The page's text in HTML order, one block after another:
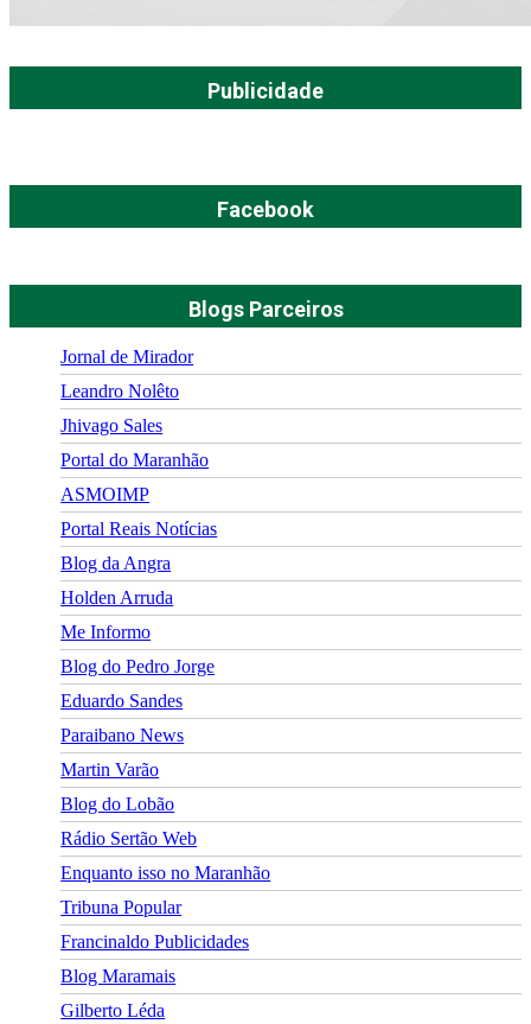
Publicidade
Facebook
Blogs Parceiros
Jornal de Mirador
Leandro Nolêto
Jhivago Sales
Portal do Maranhão
ASMOIMP
Portal Reais Notí­cias
Blog da Angra
Holden Arruda
Me Informo
Blog do Pedro Jorge
Eduardo Sandes
Paraibano News
Martin Varão
Blog do Lobão
Rádio Sertão Web
Enquanto isso no Maranhão
Tribuna Popular
Francinaldo Publicidades
Blog Maramais
Gilberto Léda